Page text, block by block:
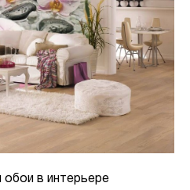
обои в интерьере